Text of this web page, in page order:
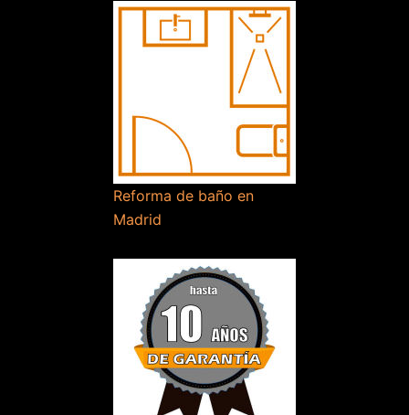
Reforma de baño en
Madrid